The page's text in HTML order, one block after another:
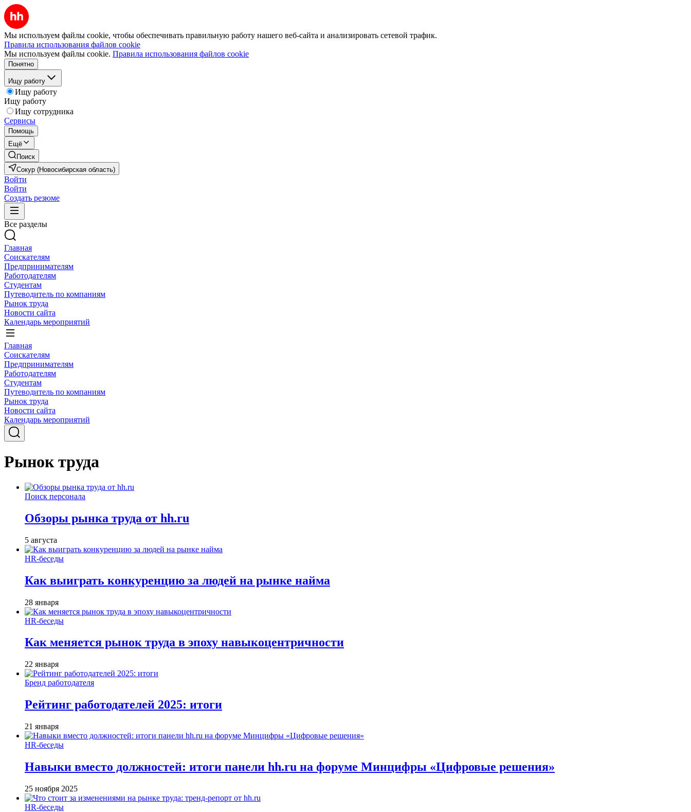
Мы используем файлы cookie, чтобы обеспечивать правильную работу нашего веб-сайта и анализировать сетевой трафик.
Правила использования файлов cookie
Мы используем файлы cookie. Правила использования файлов cookie
Понятно
Ищу работу
Ищу работу
Ищу работу
Ищу сотрудника
Сервисы
Помощь
Ещё
Поиск
Сокур (Новосибирская область)
Войти
Войти
Создать резюме
Все разделы
Главная
Соискателям
Предпринимателям
Работодателям
Студентам
Путеводитель по компаниям
Рынок труда
Новости сайта
Календарь мероприятий
Главная
Соискателям
Предпринимателям
Работодателям
Студентам
Путеводитель по компаниям
Рынок труда
Новости сайта
Календарь мероприятий
Рынок труда
Поиск персонала
Обзоры рынка труда от hh.ru
5 августа
HR-беседы
Как выиграть конкуренцию за людей на рынке найма
28 января
HR-беседы
Как меняется рынок труда в эпоху навыкоцентричности
22 января
Бренд работодателя
Рейтинг работодателей 2025: итоги
21 января
HR-беседы
Навыки вместо должностей: итоги панели hh.ru на форуме Минцифры «Цифровые решения»
25 ноября 2025
HR-беседы